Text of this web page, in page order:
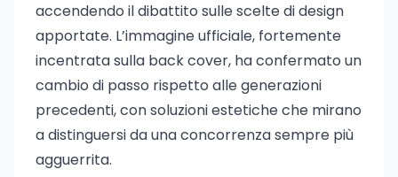
accendendo il dibattito sulle scelte di design
apportate. L’immagine ufficiale, fortemente
incentrata sulla back cover, ha confermato un
cambio di passo rispetto alle generazioni
precedenti, con soluzioni estetiche che mirano
a distinguersi da una concorrenza sempre più
agguerrita.